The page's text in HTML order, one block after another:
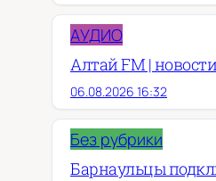
АУДИО
Алтай FM |
06.08.2026 16:32
Без рубрики
Барнаульцы